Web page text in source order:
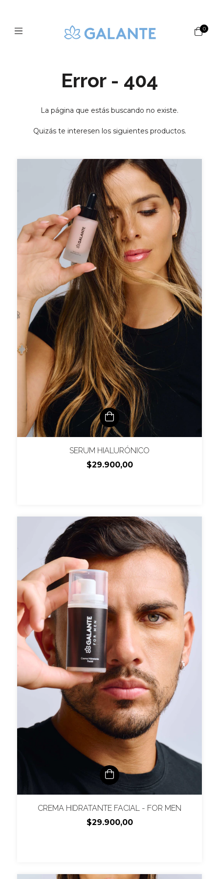
0
Error - 404
La página que estás buscando no existe.
Quizás te interesen los siguientes productos.
SERUM HIALURÓNICO
$29.900,00
CREMA HIDRATANTE FACIAL - FOR MEN
$29.900,00